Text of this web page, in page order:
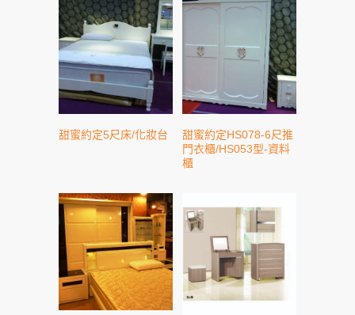
甜蜜約定5尺床/化妝台
甜蜜約定HS078-6尺推
門衣櫃/HS053型-資料
櫃